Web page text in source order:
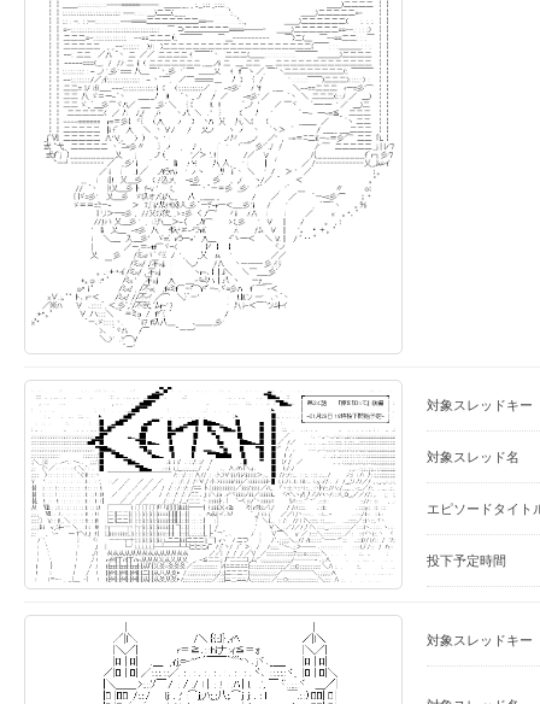
対象スレッドキー
対象スレッド名
エピソードタイト
投下予定時間
対象スレッドキー